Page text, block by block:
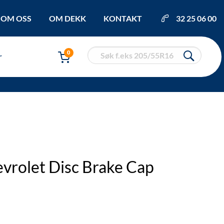
OM OSS OM DEKK KONTAKT 32 25 06 00
0
Disc Brake Cap